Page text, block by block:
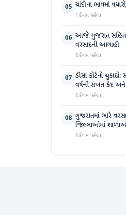
05 ચાંદીના ભાવમાં
1 દિવસ પહેલા
06 આજે ગુજરાત સહિત
વરસાદની આગાહી
6 દિવસ પહેલા
07 ડીસા કોર્ટનો
વર્ષની સખત કેદ
6 દિવસ પહેલા
08 ગુજરાતમાં ભારે
જિલ્લાઓમાં
6 દિવસ પહેલા